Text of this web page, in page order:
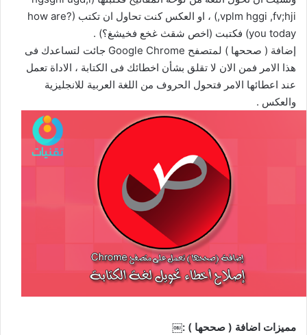
,vplm hggi ,fv;hji) ، او العكس كنت تحاول ان تكتب (?how are
you today) فكتبت (اخص شقث غخع فخيشغ؟) .
إضافة ( صححها ) لمتصفح Google Chrome جائت لتساعدك فى
هذا الامر فمن الان لا تقلق بشأن اخطائك فى الكتابة ، الاداة تعمل
عند اعطائها الامر فتحول الحروف من اللغة العربية للانجليزية
والعكس .
مميزات اضافة ( صححها ) :￼